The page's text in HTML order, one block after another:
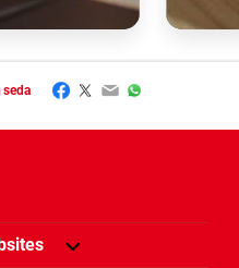
seda Facebook
Twitter
EmailWhatsApp